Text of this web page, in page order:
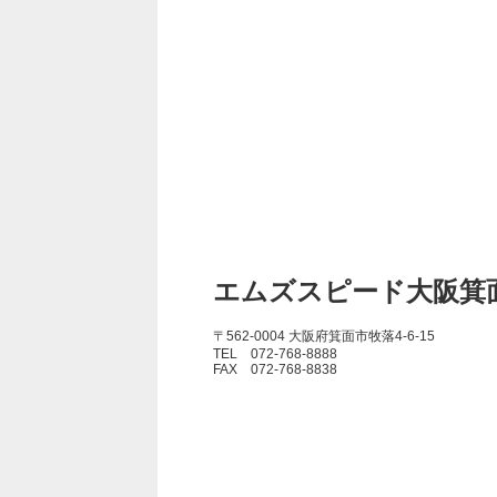
エムズスピード大阪箕
〒562-0004 大阪府箕面市牧落4-6-15
TEL 072-768-8888
FAX 072-768-8838